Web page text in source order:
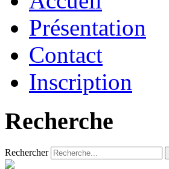
Présentation
Contact
Inscription
Recherche
Rechercher